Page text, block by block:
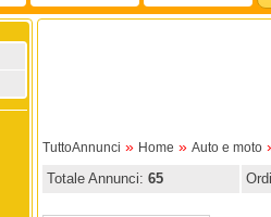
TuttoAnnunci » Home » Auto e moto
Totale Annunci: 65